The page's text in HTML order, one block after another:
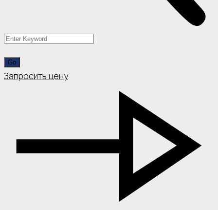
Запросить цену